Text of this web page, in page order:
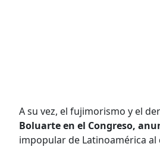
A su vez, el fujimorismo y el
Boluarte en el Congreso,
impopular de Latinoamérica